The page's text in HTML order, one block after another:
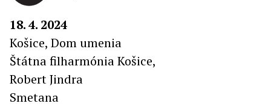
18. 4. 2024
Košice, Dom umenia
Štátna filharmónia Košice,
Robert Jindra
Smetana